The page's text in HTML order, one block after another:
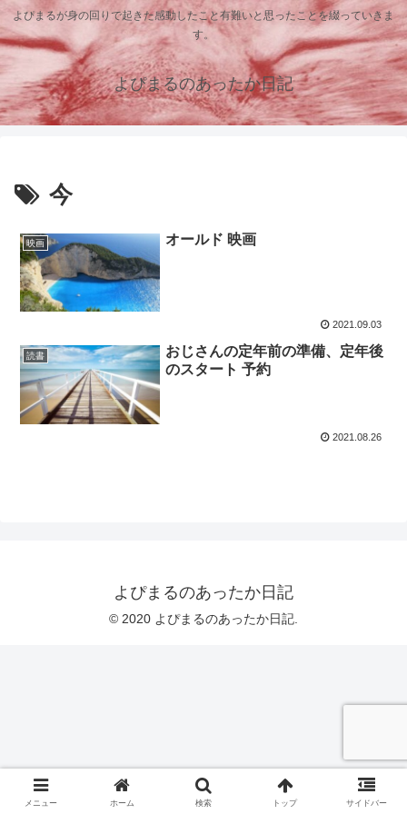
よぴまるが身の回りで起きた感動したこと有難いと思ったことを綴っていきま
す。
よぴまるのあったか日記
今
映画 オールド 映画
2021.09.03
読書
おじさんの定年前の準備、定年後
のスタート 予約
2021.08.26
よぴまるのあったか日記
© 2020 よぴまるのあったか日記.
メニュー ホーム 検索 トップ サイドバー